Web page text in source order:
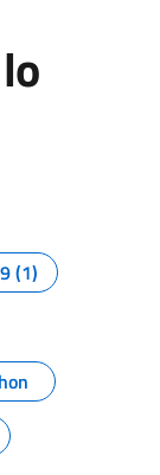
(1)